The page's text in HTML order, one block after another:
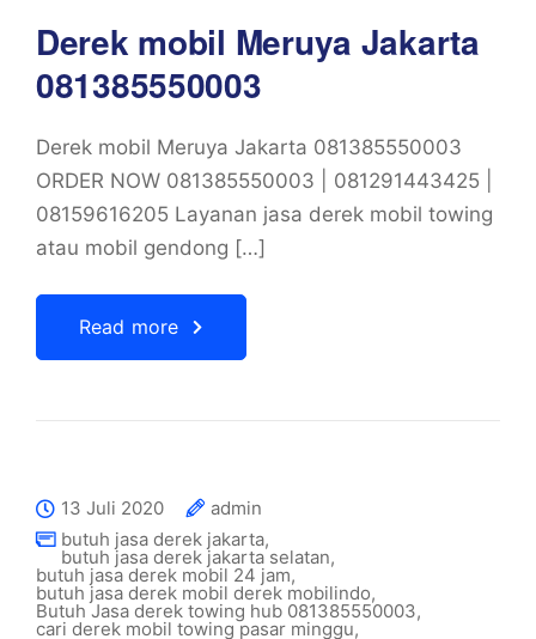
Derek mobil Meruya Jakarta
081385550003
Derek mobil Meruya Jakarta 081385550003
ORDER NOW 081385550003 | 081291443425 |
08159616205 Layanan jasa derek mobil towing
atau mobil gendong […]
Read more
13 Juli 2020
admin
butuh jasa derek jakarta,
butuh jasa derek jakarta selatan,
butuh jasa derek mobil 24 jam,
butuh jasa derek mobil derek mobilindo,
Butuh Jasa derek towing hub 081385550003,
cari derek mobil towing pasar minggu,